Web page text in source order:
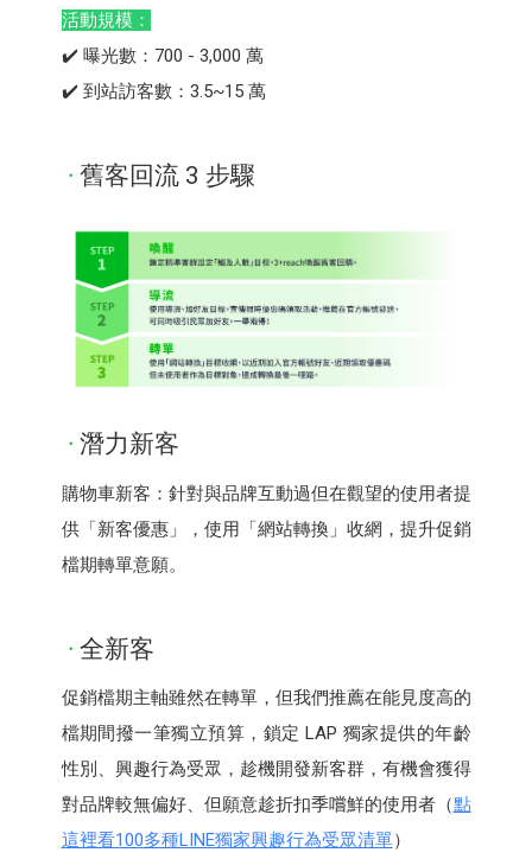
活動規模：
✔️ 曝光數：700 - 3,000 萬
✔️ 到站訪客數：3.5~15 萬
舊客回流 3 步驟
潛力新客
購物車新客：針對與品牌互動過但在觀望的使用者提
供「新客優惠」，使用「網站轉換」收網，提升促銷
檔期轉單意願。
全新客
促銷檔期主軸雖然在轉單，但我們推薦在能見度高的
檔期間撥一筆獨立預算，鎖定 LAP 獨家提供的年齡
性別、興趣行為受眾，趁機開發新客群，有機會獲得
對品牌較無偏好、但願意趁折扣季嚐鮮的使用者（點
這裡看100多種LINE獨家興趣行為受眾清單）